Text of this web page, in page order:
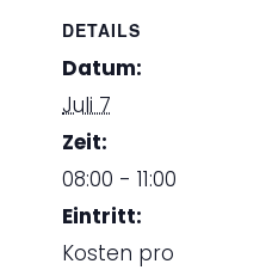
DETAILS
Datum:
Juli 7
Zeit:
08:00 - 11:00
Eintritt:
Kosten pro